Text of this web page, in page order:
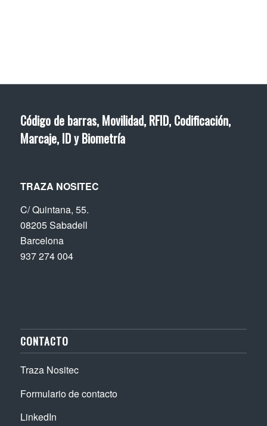
Código de barras, Movilidad, RFID, Codificación,
Marcaje, ID y Biometría
TRAZA NOSITEC
C/ Quintana, 55.
08205 Sabadell
Barcelona
937 274 004
CONTACTO
Traza Nositec
Formulario de contacto
LinkedIn